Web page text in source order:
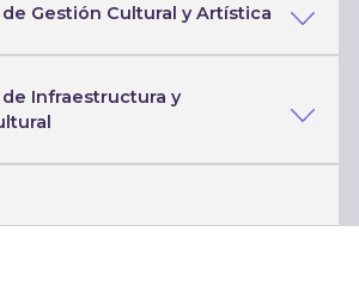
Gestión Cultural y Artística
Infraestructura y